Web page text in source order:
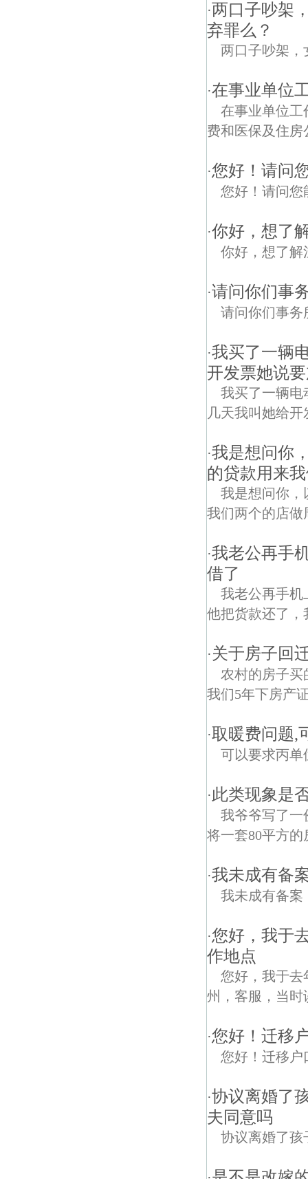
·两口子吵架
弃罪么？
两口子吵架，
·在事业单位
在事业单位工
费和医保及住
·您好！请问
您好！请问您
·你好，想了
你好，想了解
·请问你们事
请问你们事务
·我买了一辆
开发票她说
我买了一辆电
几天我叫她给
·我是想问你
的贷款用来
我是想问你，
我们两个的店做
·我老公再手
借了
我老公再手机
他把货款还了，
·关于房子回
农村的房子买
我们5年下房产
·取暖费问题,
可以要求丙单
·此类现象是
我爷爷写了一
将一套80平方
·我未成有备
我未成有备案
·您好，我于
作地点
您好，我于去
州，客服，当时
·您好！迁移
您好！迁移户
·协议离婚了
夫同意吗
协议离婚了孩